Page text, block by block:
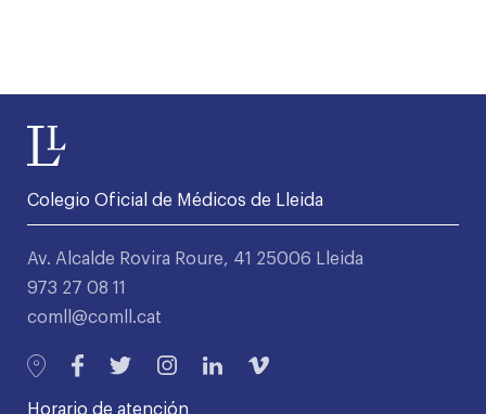
Colegio Oficial de Médicos de Lleida
Av. Alcalde Rovira Roure, 41 25006 Lleida
973 27 08 11
comll@comll.cat
Horario de atención